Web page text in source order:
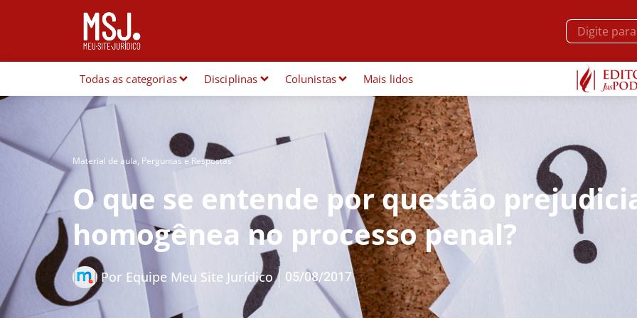
Todas as categorias Disciplinas Colunistas Mais lidos
Material de aula, Perguntas e Respostas
O que se entende por questão
homogênea no processo penal?
Por Equipe Meu Site Jurídico 05/08/2017